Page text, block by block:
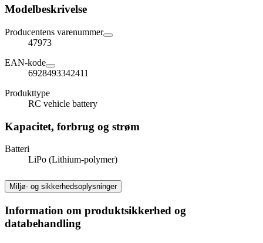
Modelbeskrivelse
Producentens varenummer
47973
EAN-kode
6928493342411
Produkttype
RC vehicle battery
Kapacitet, forbrug og strøm
Batteri
LiPo (Lithium-polymer)
Miljø- og sikkerhedsoplysninger
Information om produktsikkerhed og
databehandling